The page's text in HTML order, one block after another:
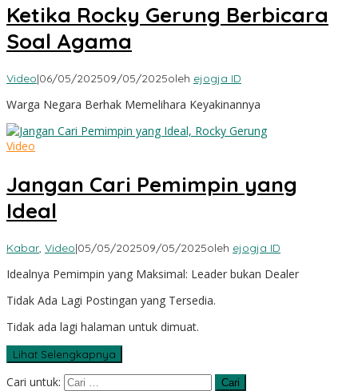
Ketika Rocky Gerung Berbicara
Soal Agama
Video|06/05/202509/05/2025oleh ejogja ID
Warga Negara Berhak Memelihara Keyakinannya
Video
Jangan Cari Pemimpin yang
Ideal
Kabar, Video|05/05/202509/05/2025oleh ejogja ID
Idealnya Pemimpin yang Maksimal: Leader bukan Dealer
Tidak Ada Lagi Postingan yang Tersedia.
Tidak ada lagi halaman untuk dimuat.
Lihat Selengkapnya
Cari untuk: